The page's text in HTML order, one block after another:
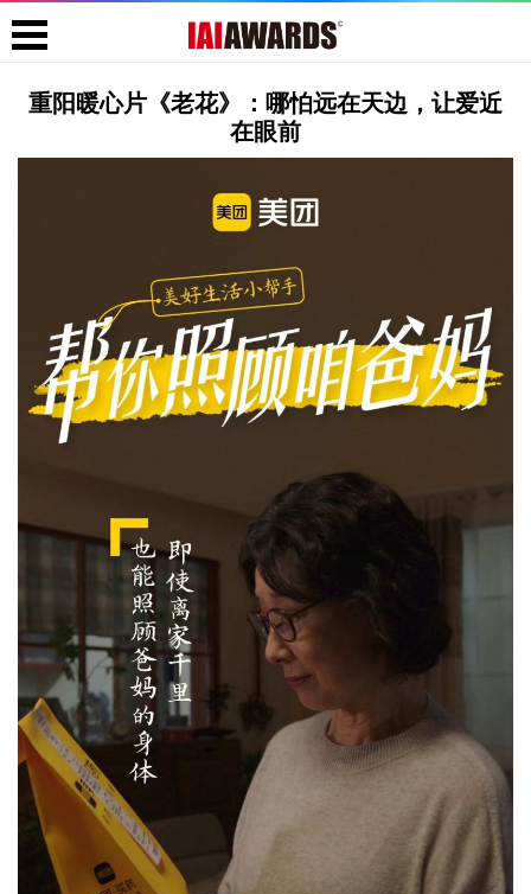
重阳暖心片《老花》：哪怕远在天边，让爱近
在眼前